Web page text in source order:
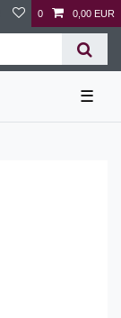
0 0,00 EUR
☰